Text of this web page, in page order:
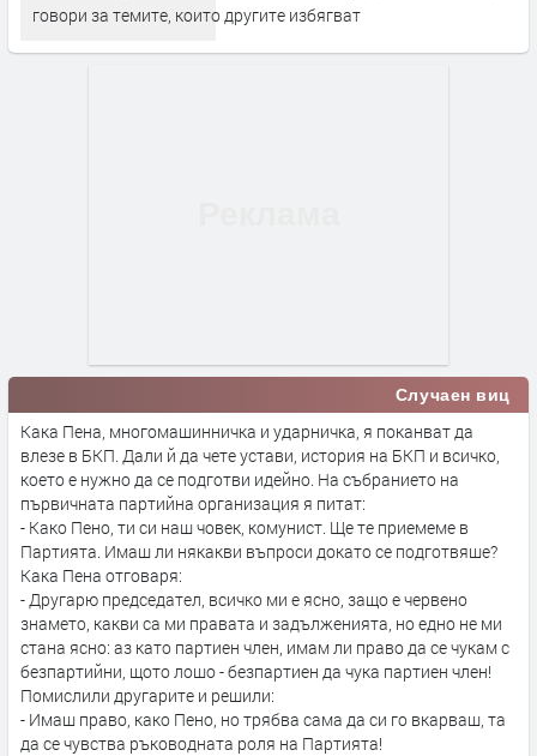
говори за темите, които другите избягват
Случаен виц
Кака Пена, многомашинничка и ударничка, я поканват да
влезе в БКП. Дали й да чете устави, история на БКП и всичко,
което е нужно да се подготви идейно. На събранието на
първичната партийна организация я питат:
- Како Пено, ти си наш човек, комунист. Ще те приемеме в
Партията. Имаш ли някакви въпроси докато се подготвяше?
Кака Пена отговаря:
- Другарю председател, всичко ми е ясно, защо е червено
знамето, какви са ми правата и задълженията, но едно не ми
стана ясно: аз като партиен член, имам ли право да се чукам с
безпартийни, щото лошо - безпартиен да чука партиен член!
Помислили другарите и решили:
- Имаш право, како Пено, но трябва сама да си го вкарваш, та
да се чувства ръководната роля на Партията!